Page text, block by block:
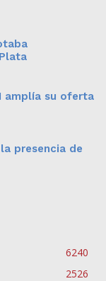
amplía su oferta
presencia de
6240
2526